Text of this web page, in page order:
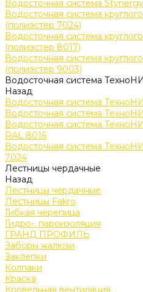
Водосточная система Stynergy
Водосточная система
(полиэстер 7024)
Водосточная система
(полиэстер 8017)
Водосточная система
(полиэстер 9003)
Водосточная система
Назад
Водосточная система
Водосточная система
Водосточная система
RAL 8016
Водосточная система
7024
Лестницы чердачные
Назад
Лестницы чердачные
Лестницы Fakro
Гибкая черепица
Гидро-, пароизоляция
ГРАНД ПРОФИЛЬ
Заборы жалюзи
Заклепки
Колпаки
Краска
Кровельная вентиляция